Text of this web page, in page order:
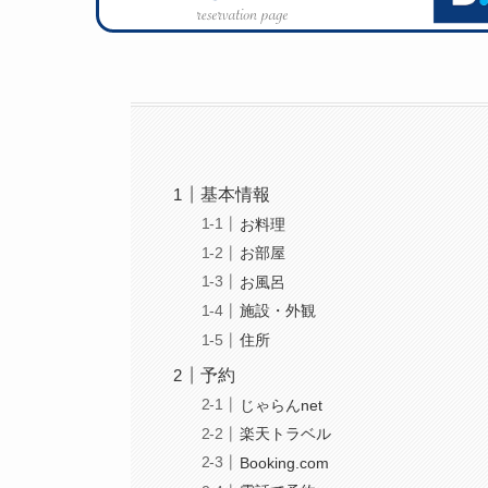
基本情報
お料理
お部屋
お風呂
施設・外観
住所
予約
じゃらんnet
楽天トラベル
Booking.com